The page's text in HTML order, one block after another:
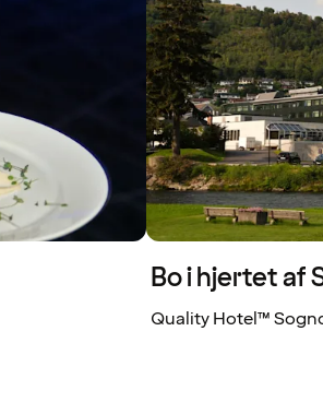
Bo i hjertet af
Quality Hotel™